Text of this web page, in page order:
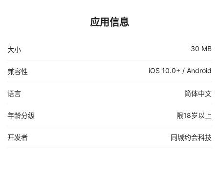
应用信息
大小 30 MB
兼容性 iOS 10.0+ / Android
语言 简体中文
年龄分级 限18岁以上
开发者 同城约会科技